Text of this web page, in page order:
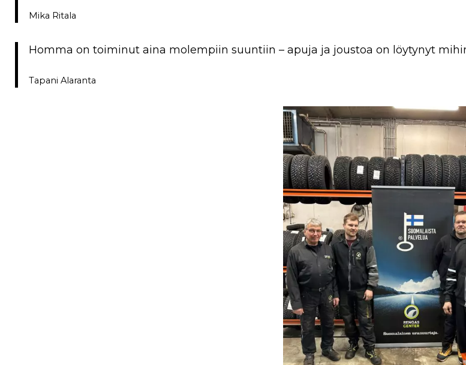
Mika Ritala
Homma on toiminut aina molempiin suuntiin – apuja ja joustoa on löytynyt
Tapani Alaranta